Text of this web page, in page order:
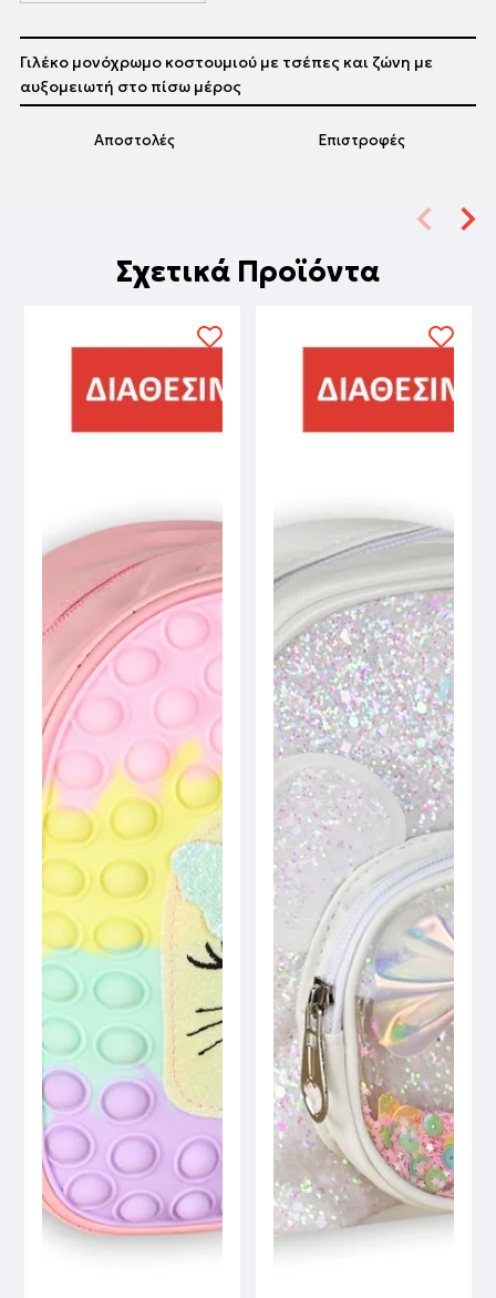
Αποστολές Επιστροφές
Γιλέκο μονόχρωμο κοστουμιού με τσέπες και ζώνη με
αυξομειωτή στο πίσω μέρος
Σχετικά Προϊόντα